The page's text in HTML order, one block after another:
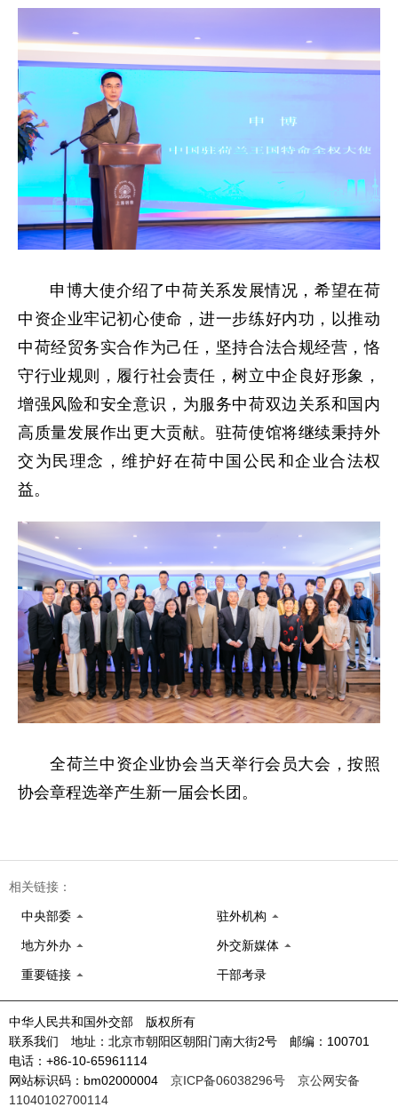
申博大使介绍了中荷关系发展情况，希望在荷
中资企业牢记初心使命，进一步练好内功，以推动
中荷经贸务实合作为己任，坚持合法合规经营，恪
守行业规则，履行社会责任，树立中企良好形象，
增强风险和安全意识，为服务中荷双边关系和国内
高质量发展作出更大贡献。驻荷使馆将继续秉持外
交为民理念，维护好在荷中国公民和企业合法权
益。
全荷兰中资企业协会当天举行会员大会，按照
协会章程选举产生新一届会长团。
相关链接：
中央部委 驻外机构
地方外办 外交新媒体
重要链接 干部考录
中华人民共和国外交部 版权所有
联系我们 地址：北京市朝阳区朝阳门南大街2号 邮编：100701
电话：+86-10-65961114
网站标识码：bm02000004 京ICP备06038296号
京公网安备
11040102700114